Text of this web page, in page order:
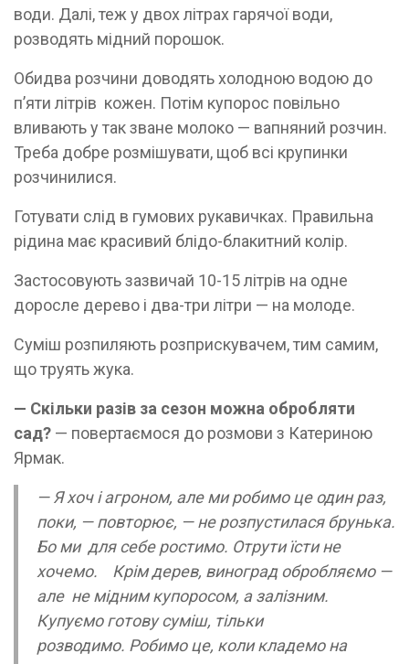
води. Далі, теж у двох літрах гарячої води,
розводять мідний порошок.
Обидва розчини доводять холодною водою до
п’яти літрів кожен. Потім купорос повільно
вливають у так зване молоко — вапняний розчин.
Треба добре розмішувати, щоб всі крупинки
розчинилися.
Готувати слід в гумових рукавичках. Правильна
рідина має красивий блідо-блакитний колір.
Застосовують зазвичай 10-15 літрів на одне
доросле дерево і два-три літри — на молоде.
Суміш розпиляють розприскувачем, тим самим,
що труять жука.
— Скільки разів за сезон можна обробляти
сад? — повертаємося до розмови з Катериною
Ярмак.
— Я хоч і агроном, але ми робимо це один раз,
поки, — повторює, — не розпустилася брунька.
Бо ми для себе ростимо. Отрути їсти не
хочемо. Крім дерев, виноград обробляємо —
але не мідним купоросом, а залізним.
Купуємо готову суміш, тільки
розводимо. Робимо це, коли кладемо на